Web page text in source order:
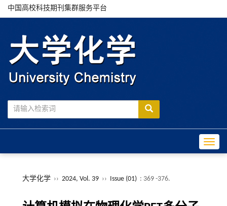
中国高校科技期刊集群服务平台
大学化学 ›› 2024, Vol. 39 ›› Issue (01) : 369 -376.